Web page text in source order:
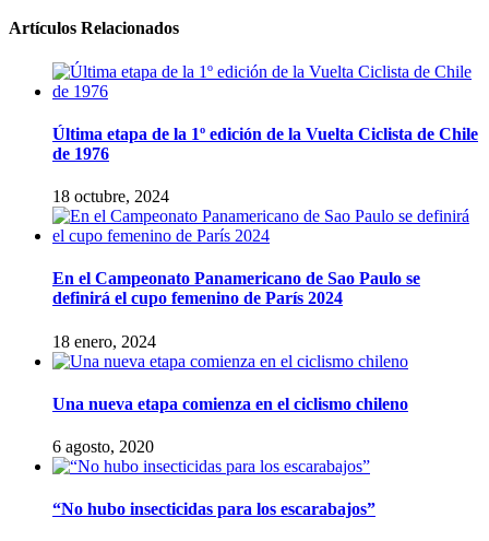
Artículos Relacionados
Última etapa de la 1º edición de la Vuelta Ciclista de Chile
de 1976
18 octubre, 2024
En el Campeonato Panamericano de Sao Paulo se
definirá el cupo femenino de París 2024
18 enero, 2024
Una nueva etapa comienza en el ciclismo chileno
6 agosto, 2020
“No hubo insecticidas para los escarabajos”